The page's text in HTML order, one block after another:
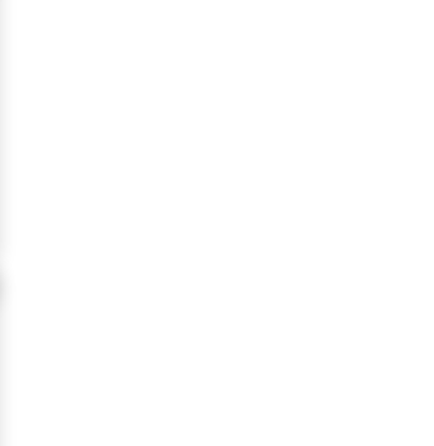
u favorite